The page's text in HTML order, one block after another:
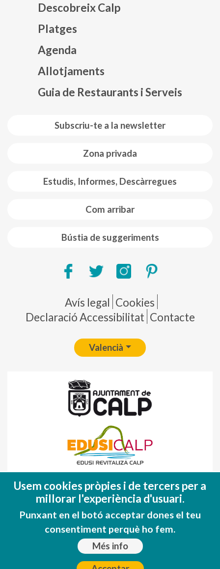
Subscriu-te a la newsletter
Zona privada
Estudis, Informes, Descàrregues
Com arribar
Bústia de suggeriments
Descobreix Calp
Platges
Agenda
Allotjaments
Guia de Restaurants i Serveis
Pie de página
Avís legal Cookies
Declaració Accessibilitat Contacte
Valencià
(FEDER)
Una manera de hacer EUROPA
Usem cookies pròpies i de tercers per a
millorar l'experiència d'usuari.
Punxant en el botó acceptar dones el teu
consentiment perquè ho fem.
Més info